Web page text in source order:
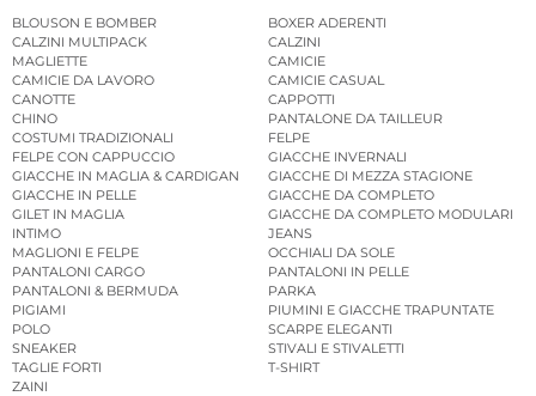
BLOUSON E BOMBER
BOXER ADERENTI
CALZINI MULTIPACK
CALZINI
MAGLIETTE
CAMICIE
CAMICIE DA LAVORO
CAMICIE CASUAL
CANOTTE
CAPPOTTI
CHINO
PANTALONE DA TAILLEUR
COSTUMI TRADIZIONALI
FELPE
FELPE CON CAPPUCCIO
GIACCHE INVERNALI
GIACCHE IN MAGLIA & CARDIGAN
GIACCHE DI MEZZA STAGIONE
GIACCHE IN PELLE
GIACCHE DA COMPLETO
GILET IN MAGLIA
GIACCHE DA COMPLETO MODULARI
INTIMO
JEANS
MAGLIONI E FELPE
OCCHIALI DA SOLE
PANTALONI CARGO
PANTALONI IN PELLE
PANTALONI & BERMUDA
PARKA
PIGIAMI
PIUMINI E GIACCHE TRAPUNTATE
POLO
SCARPE ELEGANTI
SNEAKER
STIVALI E STIVALETTI
TAGLIE FORTI
T-SHIRT
ZAINI